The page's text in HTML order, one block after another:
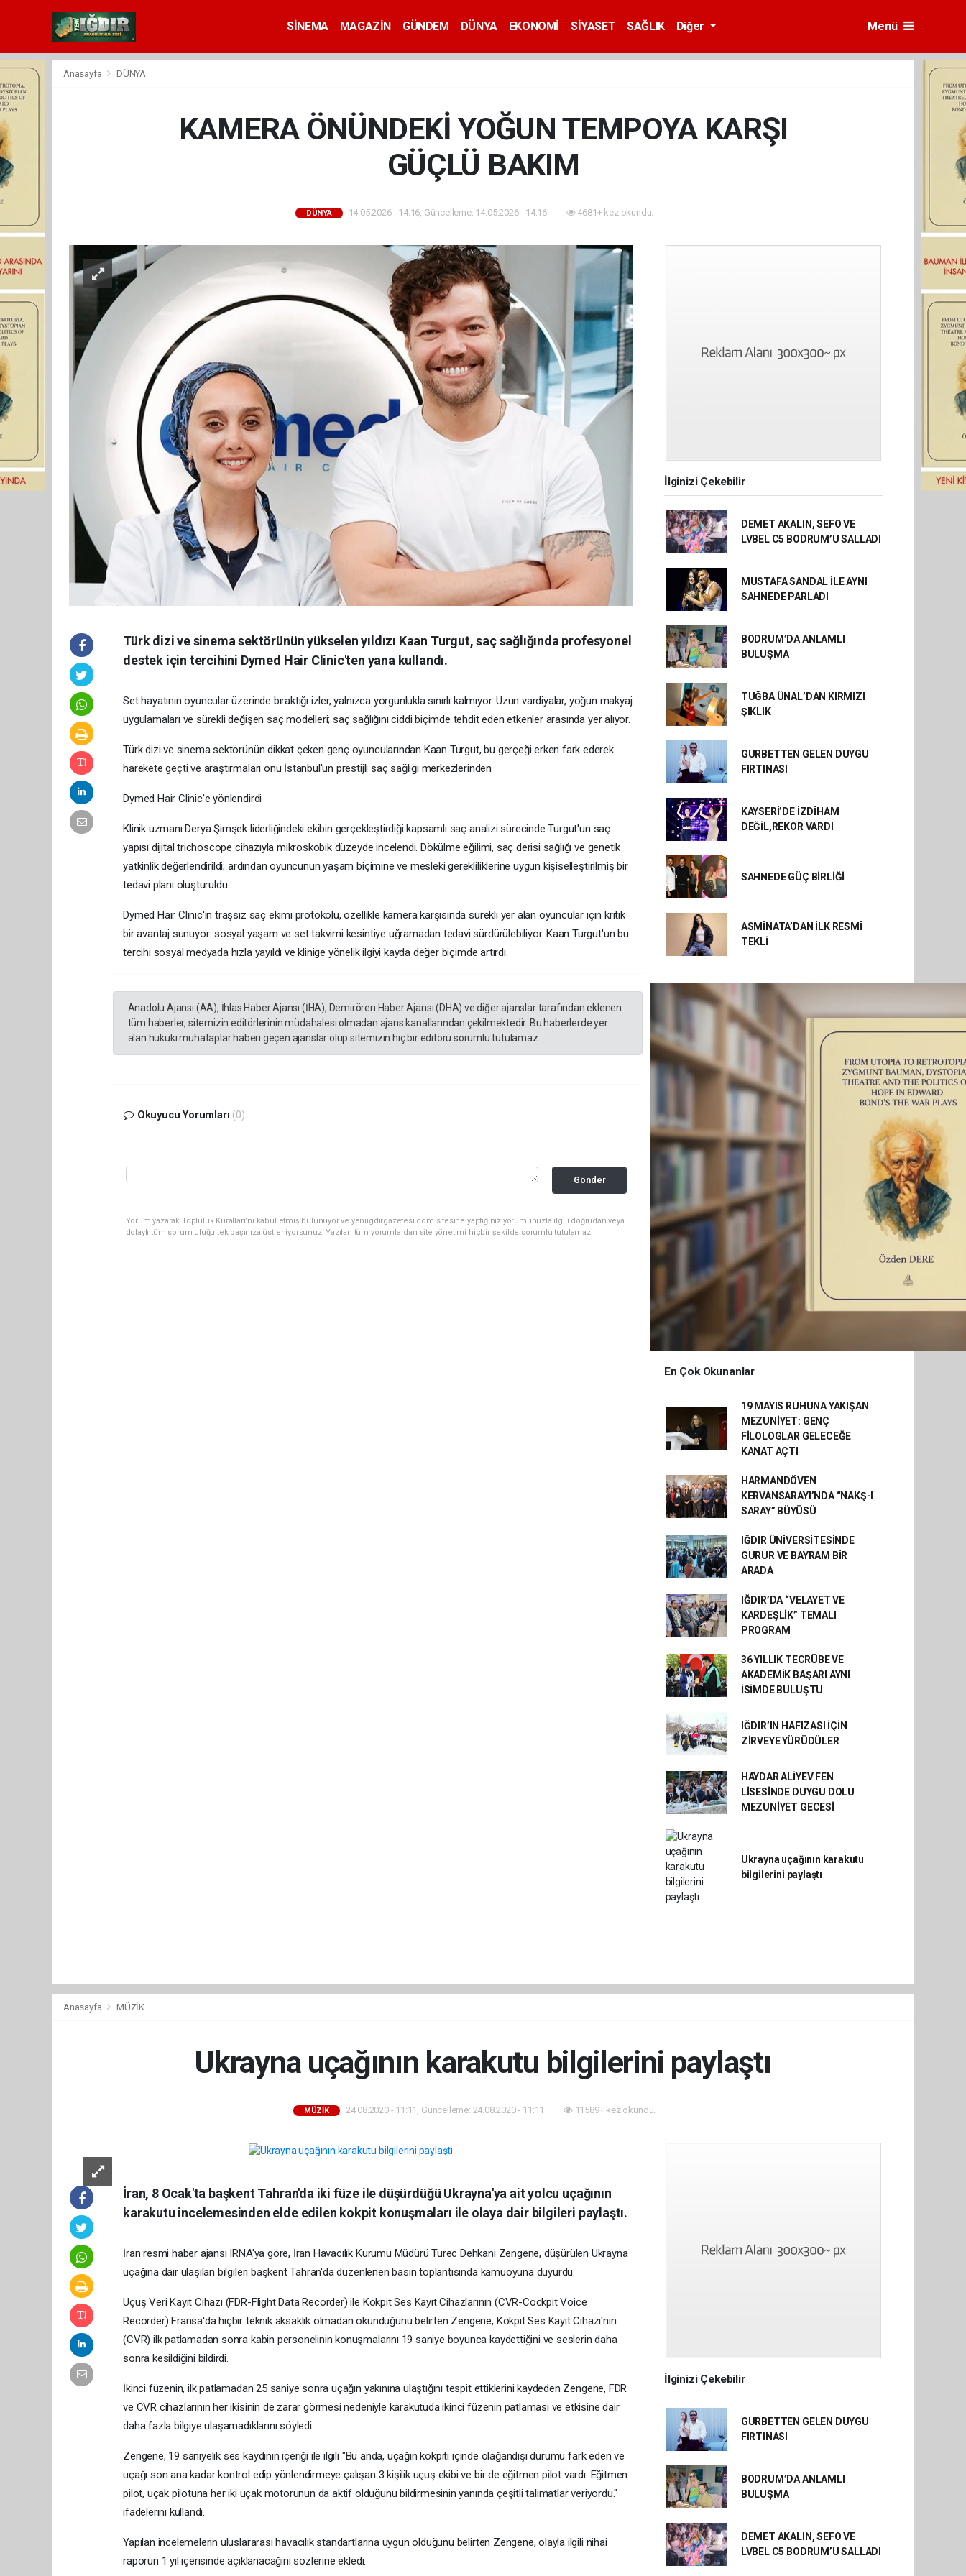
SİNEMA MAGAZİN GÜNDEM DÜNYA EKONOMİ SİYASET SAĞLIK Diğer Menü
Anasayfa DÜNYA
KAMERA ÖNÜNDEKİ YOĞUN TEMPOYA KARŞI
GÜÇLÜ BAKIM
DÜNYA 14.05.2026 - 14:16, Güncelleme: 14.05.2026 - 14:16 4681+ kez okundu.
Türk dizi ve sinema sektörünün yükselen yıldızı Kaan Turgut, saç sağlığında profesyonel
destek için tercihini Dymed Hair Clinic'ten yana kullandı.
Set hayatının oyuncular üzerinde bıraktığı izler, yalnızca yorgunlukla sınırlı kalmıyor. Uzun vardiyalar, yoğun makyaj
uygulamaları ve sürekli değişen saç modelleri; saç sağlığını ciddi biçimde tehdit eden etkenler arasında yer alıyor.
Türk dizi ve sinema sektörünün dikkat çeken genç oyuncularından Kaan Turgut, bu gerçeği erken fark ederek
harekete geçti ve araştırmaları onu İstanbul'un prestijli saç sağlığı merkezlerinden
Dymed Hair Clinic'e yönlendirdi
Klinik uzmanı Derya Şimşek liderliğindeki ekibin gerçekleştirdiği kapsamlı saç analizi sürecinde Turgut'un saç
yapısı dijital trichoscope cihazıyla mikroskobik düzeyde incelendi. Dökülme eğilimi, saç derisi sağlığı ve genetik
yatkinlik değerlendirildi; ardından oyuncunun yaşam biçimine ve mesleki gerekliliklerine uygun kişiselleştirilmiş bir
tedavi planı oluşturuldu.
Dymed Hair Clinic'in traşsız saç ekimi protokolü, özellikle kamera karşısında sürekli yer alan oyuncular için kritik
bir avantaj sunuyor: sosyal yaşam ve set takvimi kesintiye uğramadan tedavi sürdürülebiliyor. Kaan Turgut'un bu
tercihi sosyal medyada hızla yayıldı ve klinige yönelik ilgiyi kayda değer biçimde artırdı.
Anadolu Ajansı (AA), İhlas Haber Ajansı (İHA), Demirören Haber Ajansı (DHA) ve diğer ajanslar tarafından eklenen
tüm haberler, sitemizin editörlerinin müdahalesi olmadan ajans kanallarından çekilmektedir. Bu haberlerde yer
alan hukuki muhataplar haberi geçen ajanslar olup sitemizin hiç bir editörü sorumlu tutulamaz...
Okuyucu Yorumları (0)
Gönder
Yorum yazarak Topluluk Kuralları’nı kabul etmiş bulunuyor ve yeniigdirgazetesi.com sitesine yaptığınız yorumunuzla ilgili doğrudan veya
dolaylı tüm sorumluluğu tek başınıza üstleniyorsunuz. Yazılan tüm yorumlardan site yönetimi hiçbir şekilde sorumlu tutulamaz.
İlginizi Çekebilir
DEMET AKALIN, SEFO VE
LVBEL C5 BODRUM’U SALLADI
MUSTAFA SANDAL İLE AYNI
SAHNEDE PARLADI
BODRUM’DA ANLAMLI
BULUŞMA
TUĞBA ÜNAL’DAN KIRMIZI
ŞIKLIK
GURBETTEN GELEN DUYGU
FIRTINASI
KAYSERİ’DE İZDİHAM
DEĞİL,REKOR VARDI
SAHNEDE GÜÇ BİRLİĞİ
ASMİNATA’DAN İLK RESMİ
TEKLİ
En Çok Okunanlar
19 MAYIS RUHUNA YAKIŞAN
MEZUNİYET: GENÇ
FİLOLOGLAR GELECEĞE
KANAT AÇTI
HARMANDÖVEN
KERVANSARAYI’NDA “NAKŞ-I
SARAY” BÜYÜSÜ
IĞDIR ÜNİVERSİTESİNDE
GURUR VE BAYRAM BİR
ARADA
IĞDIR’DA “VELAYET VE
KARDEŞLİK” TEMALI
PROGRAM
36 YILLIK TECRÜBE VE
AKADEMİK BAŞARI AYNI
İSİMDE BULUŞTU
IĞDIR’IN HAFIZASI İÇİN
ZİRVEYE YÜRÜDÜLER
HAYDAR ALİYEV FEN
LİSESİNDE DUYGU DOLU
MEZUNİYET GECESİ
Ukrayna uçağının karakutu
bilgilerini paylaştı
Anasayfa MÜZİK
Ukrayna uçağının karakutu bilgilerini paylaştı
MÜZİK 24.08.2020 - 11:11, Güncelleme: 24.08.2020 - 11:11 11589+ kez okundu.
İran, 8 Ocak'ta başkent Tahran'da iki füze ile düşürdüğü Ukrayna'ya ait yolcu uçağının
karakutu incelemesinden elde edilen kokpit konuşmaları ile olaya dair bilgileri paylaştı.
İran resmi haber ajansı IRNA'ya göre, İran Havacılık Kurumu Müdürü Turec Dehkani Zengene, düşürülen Ukrayna
uçağına dair ulaşılan bilgileri başkent Tahran'da düzenlenen basın toplantısında kamuoyuna duyurdu.
Uçuş Veri Kayıt Cihazı (FDR-Flight Data Recorder) ile Kokpit Ses Kayıt Cihazlarının (CVR-Cockpit Voice
Recorder) Fransa'da hiçbir teknik aksaklık olmadan okunduğunu belirten Zengene, Kokpit Ses Kayıt Cihazı'nın
(CVR) ilk patlamadan sonra kabin personelinin konuşmalarını 19 saniye boyunca kaydettiğini ve seslerin daha
sonra kesildiğini bildirdi.
İkinci füzenin, ilk patlamadan 25 saniye sonra uçağın yakınına ulaştığını tespit ettiklerini kaydeden Zengene, FDR
ve CVR cihazlarının her ikisinin de zarar görmesi nedeniyle karakutuda ikinci füzenin patlaması ve etkisine dair
daha fazla bilgiye ulaşamadıklarını söyledi.
Zengene, 19 saniyelik ses kaydının içeriği ile ilgili "Bu anda, uçağın kokpiti içinde olağandışı durumu fark eden ve
uçağı son ana kadar kontrol edip yönlendirmeye çalışan 3 kişilik uçuş ekibi ve bir de eğitmen pilot vardı. Eğitmen
pilot, uçak pilotuna her iki uçak motorunun da aktif olduğunu bildirmesinin yanında çeşitli talimatlar veriyordu."
ifadelerini kullandı.
Yapılan incelemelerin uluslararası havacılık standartlarına uygun olduğunu belirten Zengene, olayla ilgili nihai
raporun 1 yıl içerisinde açıklanacağını sözlerine ekledi.
İlginizi Çekebilir
GURBETTEN GELEN DUYGU
FIRTINASI
BODRUM’DA ANLAMLI
BULUŞMA
DEMET AKALIN, SEFO VE
LVBEL C5 BODRUM’U SALLADI